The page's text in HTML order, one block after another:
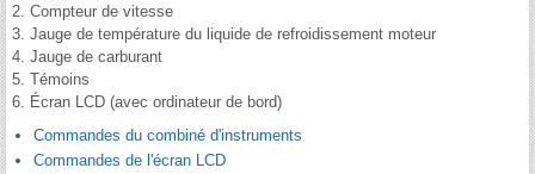
2. Compteur de vitesse
3. Jauge de température du liquide de refroidissement moteur
4. Jauge de carburant
5. Témoins
6. Écran LCD (avec ordinateur de bord)
Commandes du combiné d'instruments
Commandes de l'écran LCD